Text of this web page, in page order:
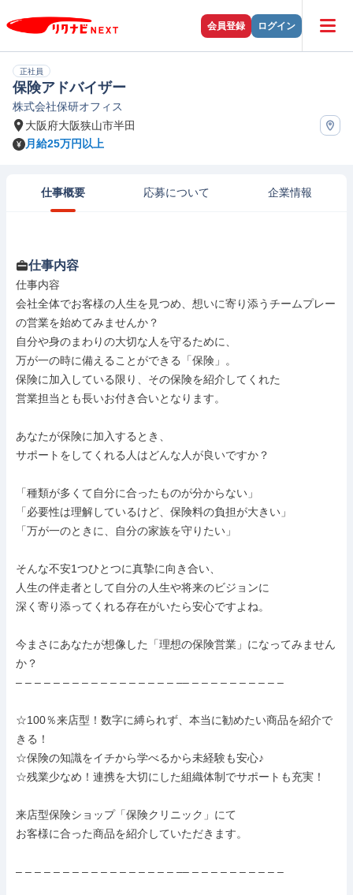
会員登録 ログイン
正社員
保険アドバイザー
株式会社保研オフィス
大阪府大阪狭山市半田
月給25万円以上
仕事概要 応募について 企業情報
仕事内容
仕事内容
会社全体でお客様の人生を見つめ、想いに寄り添うチームプレー
の営業を始めてみませんか？
自分や身のまわりの大切な人を守るために、
万が一の時に備えることができる「保険」。
保険に加入している限り、その保険を紹介してくれた
営業担当とも長いお付き合いとなります。
あなたが保険に加入するとき、
サポートをしてくれる人はどんな人が良いですか？
「種類が多くて自分に合ったものが分からない」
「必要性は理解しているけど、保険料の負担が大きい」
「万が一のときに、自分の家族を守りたい」
そんな不安1つひとつに真摯に向き合い、
人生の伴走者として自分の人生や将来のビジョンに
深く寄り添ってくれる存在がいたら安心ですよね。
今まさにあなたが想像した「理想の保険営業」になってみません
か？
– – – – – – – – – – – – – – – – – –– – – – – – – – – – –
☆100％来店型！数字に縛られず、本当に勧めたい商品を紹介で
きる！
☆保険の知識をイチから学べるから未経験も安心♪
☆残業少なめ！連携を大切にした組織体制でサポートも充実！
来店型保険ショップ「保険クリニック」にて
お客様に合った商品を紹介していただきます。
– – – – – – – – – – – – – – – – – –– – – – – – – – – – –